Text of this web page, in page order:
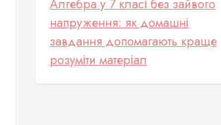
Алгебра у 7 класі без зайвого
напруження: як домашні
завдання допомагають краще
розуміти матеріал